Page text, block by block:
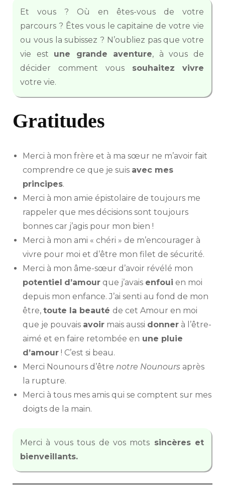
Et vous ? Où en êtes-vous de votre
parcours ? Êtes vous le capitaine de votre vie
ou vous la subissez ? N’oubliez pas que votre
vie est une grande aventure, à vous de
décider comment vous souhaitez
vivre
votre vie.
Gratitudes
Merci à mon frère et à ma sœur ne m’avoir fait
comprendre ce que je suis avec mes
principes.
Merci à mon amie épistolaire de toujours me
rappeler que mes décisions sont toujours
bonnes car j’agis pour mon bien !
Merci à mon ami « chéri » de m’encourager à
vivre pour moi et d’être mon filet de sécurité.
Merci à mon âme-sœur d’avoir révélé mon
potentiel d’amour que j’avais enfoui en moi
depuis mon enfance. J’ai senti au fond de mon
être, toute la beauté de cet Amour en moi
que je pouvais avoir mais aussi donner à l’être-
aimé et en faire retombée en une pluie
d’amour ! C’est si beau.
Merci Nounours d’être notre Nounours après
la rupture.
Merci à tous mes amis qui se comptent sur mes
doigts de la main.
Merci à vous tous de vos mots sincères et
bienveillants.